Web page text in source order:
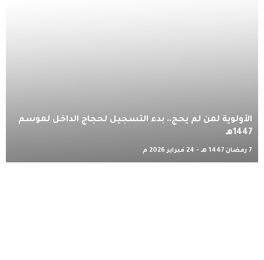
الأولوية لمن لم يحج.. بدء التسجيل لحجاج الداخل لموسم
1447هـ
7 رمضان 1447 هـ - 24 فبراير 2026 م